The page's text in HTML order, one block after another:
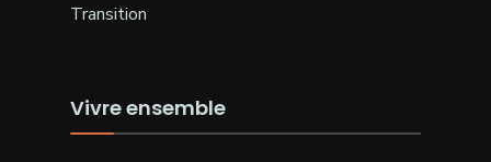
Transition
Vivre ensemble